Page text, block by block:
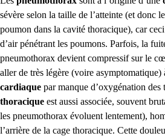
sévère selon la taille de l’atteinte (et donc
poumon dans la cavité thoracique), car
d’air pénétrant les poumons. Parfois, la
pneumothorax devient compressif sur le
aller de très légère (voire asymptomatique)
cardiaque par manque d’oxygénation des
thoracique est aussi associée, souvent
les pneumothorax évoluent lentement),
l’arrière de la cage thoracique. Cette